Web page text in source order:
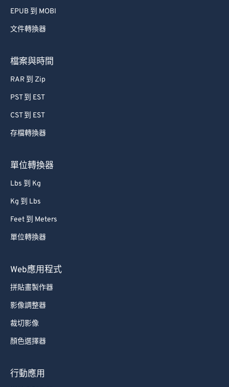
EPUB 到 MOBI
文件轉換器
檔案與時間
RAR 到 Zip
PST 到 EST
CST 到 EST
存檔轉換器
單位轉換器
Lbs 到 Kg
Kg 到 Lbs
Feet 到 Meters
單位轉換器
Web應用程式
拼貼畫製作器
影像調整器
裁切影像
顏色選擇器
行動應用